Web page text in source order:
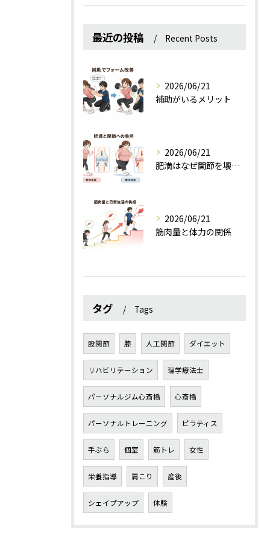
最近の投稿 Recent Posts
2026/06/21
補助がいるメリット
2026/06/21
肥満はなぜ関節を壊すのか？
2026/06/21
筋肉量と体力の関係
タグ Tags
股関節 膝 人工関節 ダイエット
リハビリテーション 理学療法士
パーソナルジム心斎橋 心斎橋
パーソナルトレーニング ピラティス
手ぶら 個室 筋トレ 女性
栄養指導 肩こり 産後
シェイプアップ 体験